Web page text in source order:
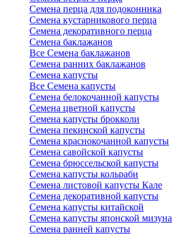
Семена перца для подоконника
Семена кустарникового перца
Семена декоративного перца
Семена баклажанов
Все Семена баклажанов
Семена ранних баклажанов
Семена капусты
Все Семена капусты
Семена белокочанной капусты
Семена цветной капусты
Семена капусты брокколи
Семена пекинской капусты
Семена краснокочанной капусты
Семена савойской капусты
Семена брюссельской капусты
Семена капусты кольраби
Семена листовой капусты Кале
Семена декоративной капусты
Семена капусты китайской
Семена капусты японской мизуна
Семена ранней капусты